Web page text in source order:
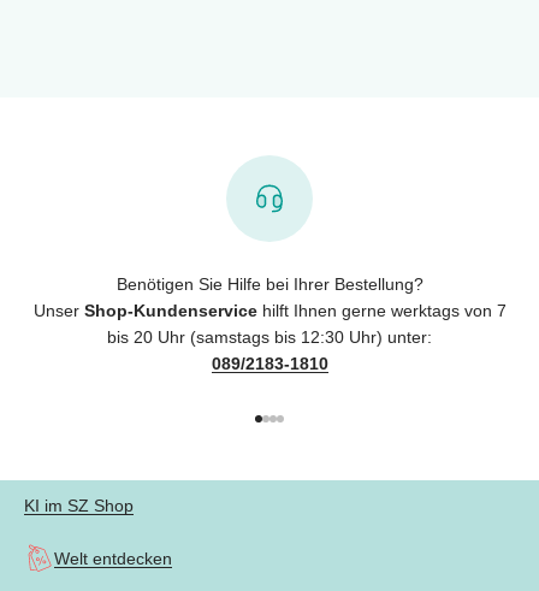
Benötigen Sie Hilfe bei Ihrer Bestellung?
Unser Shop-Kundenservicehilft Ihnen gerne werktags von 7
bis 20 Uhr (samstags bis 12:30 Uhr) unter:
089/2183-1810
KI im SZ Shop
Welt entdecken